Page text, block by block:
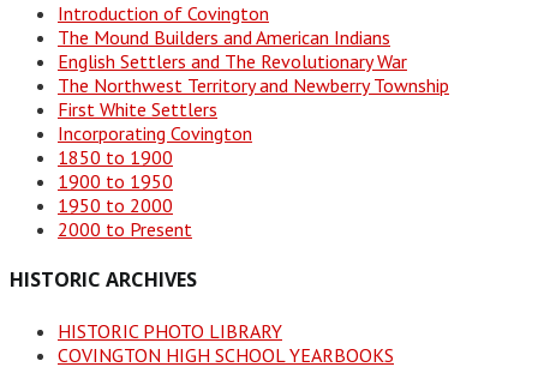
Introduction of Covington
The Mound Builders and American Indians
English Settlers and The Revolutionary War
The Northwest Territory and Newberry Township
First White Settlers
Incorporating Covington
1850 to 1900
1900 to 1950
1950 to 2000
2000 to Present
HISTORIC ARCHIVES
HISTORIC PHOTO LIBRARY
COVINGTON HIGH SCHOOL YEARBOOKS